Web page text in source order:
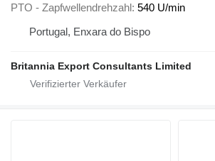
PTO - Zapfwellendrehzahl 540 U/min
Portugal, Enxara do Bispo
Britannia Export Consultants Limited